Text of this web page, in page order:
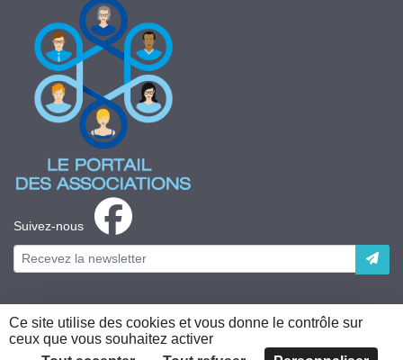
Suivez-nous
Plateforme développée en France par
Ce site utilise des cookies et vous donne le contrôle sur
ceux que vous souhaitez activer